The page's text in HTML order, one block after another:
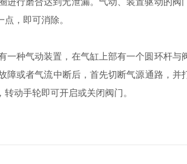
，即可消除。
气动装置，在气缸上部有一个圆环杆与
或者气流中断后，首先切断气源通路，
动手轮即可开启或关闭阀门。